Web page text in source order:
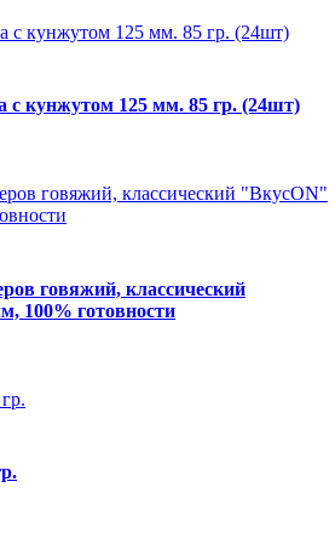
с кунжутом 125 мм. 85 гр. (24шт)
говяжий, классический
100% готовности